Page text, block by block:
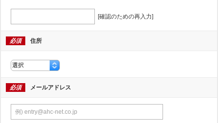
[確認のための再入力]
必須 住所
必須 メールアドレス